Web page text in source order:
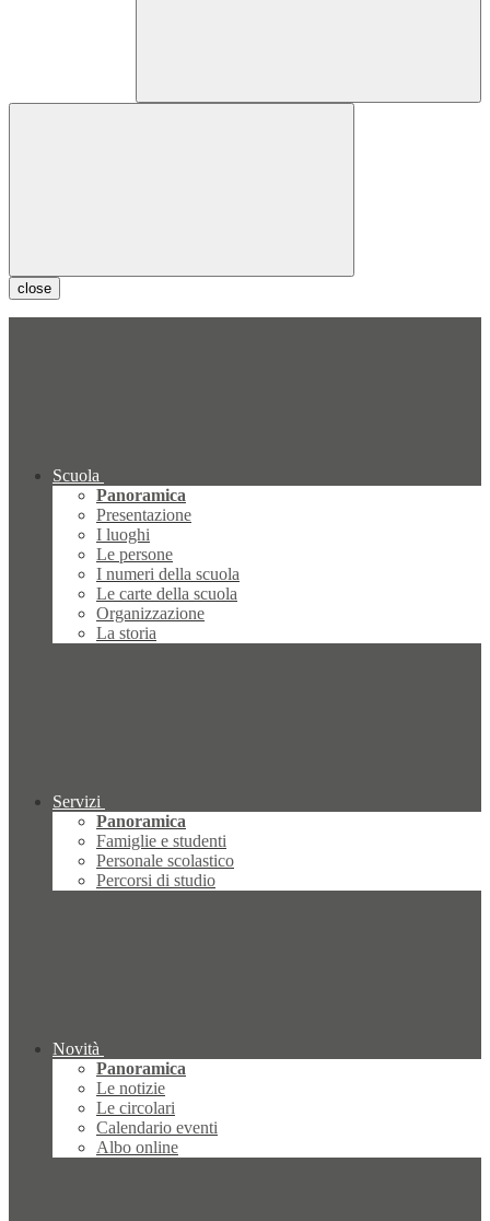
close
Scuola
Panoramica
Presentazione
I luoghi
Le persone
I numeri della scuola
Le carte della scuola
Organizzazione
La storia
Servizi
Panoramica
Famiglie e studenti
Personale scolastico
Percorsi di studio
Novità
Panoramica
Le notizie
Le circolari
Calendario eventi
Albo online